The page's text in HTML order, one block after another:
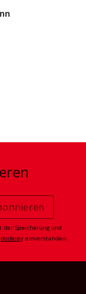
Speicherung und
dodeley einverstanden.